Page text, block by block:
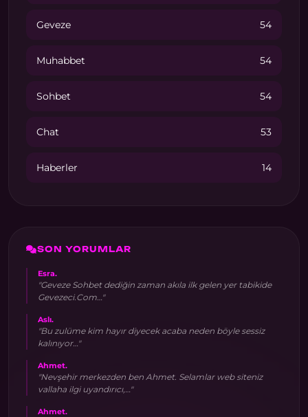
Geveze 54
Muhabbet 54
Sohbet 54
Chat 53
Haberler 14
SON YORUMLAR
Esra.
"Geveze Sohbet dediğin zaman akıla ilk gelen yer tabikide
Gevezeci.Com…"
Aslı.
"Bu zulüme kim hayır diyecek acaba neden böyle sessiz
kalınıyor…"
Ahmet.
"Nevşehir merkezden ben Ahmet. Selamlar web siteniz
vallaha ilgi uyandırıcı,…"
Ahmet.